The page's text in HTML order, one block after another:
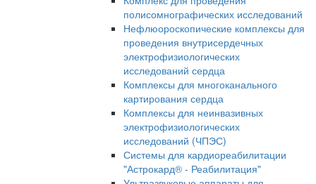
полисомнографических исследований
Нефлюороскопические комплексы для
проведения внутрисердечных
электрофизиологических
исследований сердца
Комплексы для многоканального
картирования сердца
Комплексы для неинвазивных
электрофизиологических
исследований (ЧПЭС)
Системы для кардиореабилитации
"Астрокард® - Реабилитация"